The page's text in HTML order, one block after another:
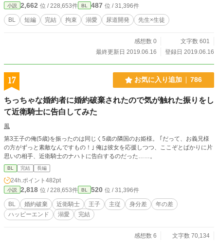
小説 2,662 位 / 228,653件 BL 487 位 / 31,396件
BL 短編 完結 拘束 溺愛 尿道開発 先生×生徒
感想数 0
文字数 601
最終更新日 2019.06.16
登録日 2019.06.16
17 お気に入り追加 786
ちっちゃな婚約者に婚約破棄されたので気が触れた振りをし
て近衛騎士に告白してみた
風
第3王子の俺(5歳)を振ったのは同じく5歳の隣国のお姫様。 ｢だって、お義兄様
の方がずっと素敵なんですもの！｣ 俺は彼女を応援しつつ、ここぞとばかりに片
思いの相手、近衛騎士のナハトに告白するのだった……。
BL 完結 長編
24h.ポイント 482pt
小説 2,818 位 / 228,653件 BL 520 位 / 31,396件
BL 婚約破棄 近衛騎士 王子 主従 身分差
年の差
ハッピーエンド
溺愛 完結
感想数 6
文字数 70,134